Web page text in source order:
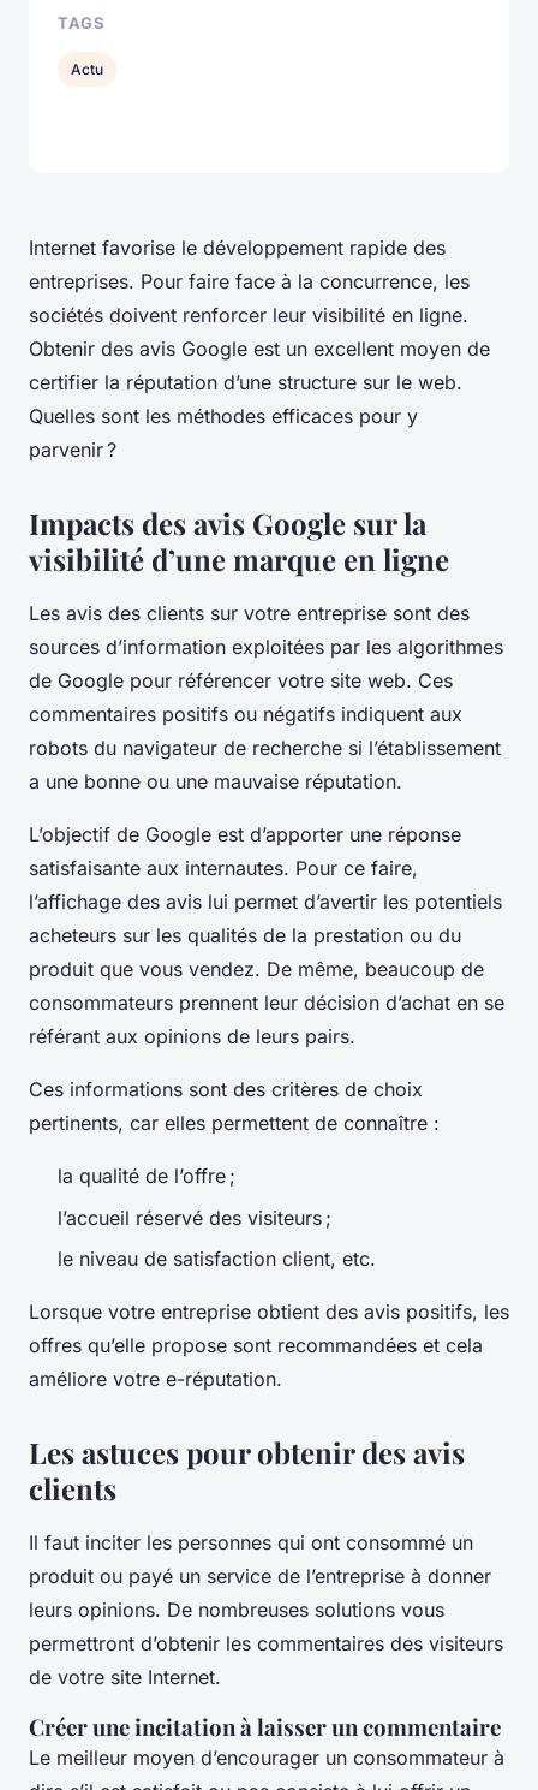
Internet favorise le développement rapide des
entreprises. Pour faire face à la concurrence, les
sociétés doivent renforcer leur visibilité en ligne.
Obtenir des avis Google est un excellent moyen de
certifier la réputation d’une structure sur le web.
Quelles sont les méthodes efficaces pour y
parvenir ?
Impacts des avis Google sur la
visibilité d’une marque en ligne
Les avis des clients sur votre entreprise sont des
sources d’information exploitées par les algorithmes
de Google pour référencer votre site web. Ces
commentaires positifs ou négatifs indiquent aux
robots du navigateur de recherche si l’établissement
a une bonne ou une mauvaise réputation.
L’objectif de Google est d’apporter une réponse
satisfaisante aux internautes. Pour ce faire,
l’affichage des avis lui permet d’avertir les potentiels
acheteurs sur les qualités de la prestation ou du
produit que vous vendez. De même, beaucoup de
consommateurs prennent leur décision d’achat en se
référant aux opinions de leurs pairs.
Ces informations sont des critères de choix
pertinents, car elles permettent de connaître :
la qualité de l’offre ;
l’accueil réservé des visiteurs ;
le niveau de satisfaction client, etc.
Lorsque votre entreprise obtient des avis positifs, les
offres qu’elle propose sont recommandées et cela
améliore votre e-réputation.
Les astuces pour obtenir des avis
clients
Il faut inciter les personnes qui ont consommé un
produit ou payé un service de l’entreprise à donner
leurs opinions. De nombreuses solutions vous
permettront d’obtenir les commentaires des visiteurs
de votre site Internet.
Créer une incitation à laisser un commentaire
Le meilleur moyen d’encourager un consommateur à
TAGS
Actu